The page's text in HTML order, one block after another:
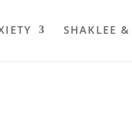
SHAKLEE